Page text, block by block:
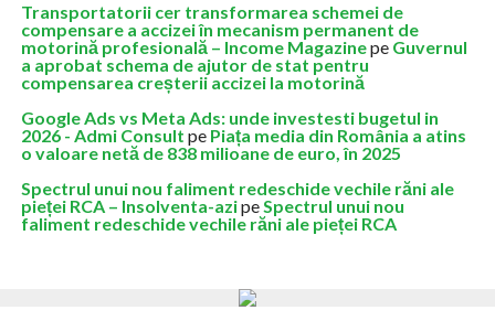
Transportatorii cer transformarea schemei de
compensare a accizei în mecanism permanent de
motorină profesională – Income Magazinepe Guvernul
a aprobat schema de ajutor de stat pentru
compensarea creșterii accizei la motorină
Google Ads vs Meta Ads: unde investesti bugetul in
2026 - Admi Consult pe Piața media din România a atins
o valoare netă de 838 milioane de euro, în 2025
Spectrul unui nou faliment redeschide vechile răni ale
pieței RCA – Insolventa-azipeSpectrul unui nou
faliment redeschide vechile răni ale pieței RCA